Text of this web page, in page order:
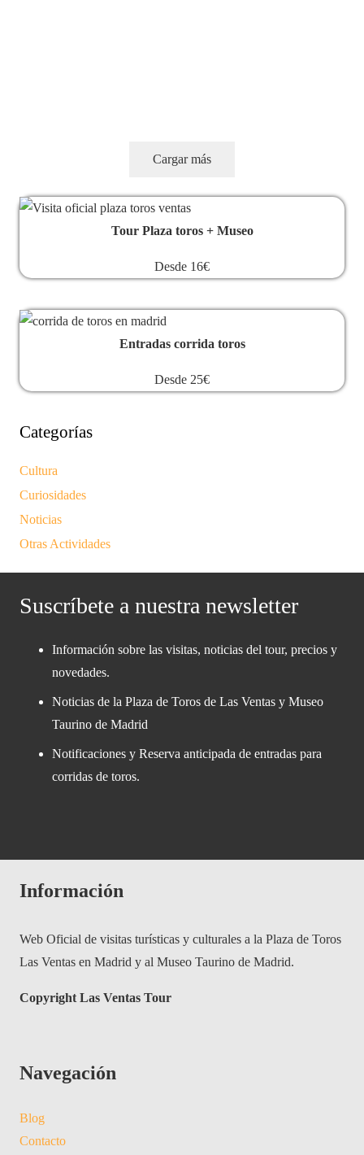
Cargar más
Tour Plaza toros + Museo
Desde 16€
Entradas corrida toros
Desde 25€
Categorías
Cultura
Curiosidades
Noticias
Otras Actividades
Suscríbete a nuestra newsletter
Información sobre las visitas, noticias del tour, precios y
novedades.
Noticias de la Plaza de Toros de Las Ventas y Museo
Taurino de Madrid
Notificaciones y Reserva anticipada de entradas para
corridas de toros.
Información
Web Oficial de visitas turísticas y culturales a la Plaza de Toros
Las Ventas en Madrid y al Museo Taurino de Madrid.
Copyright Las Ventas Tour
Navegación
Blog
Contacto